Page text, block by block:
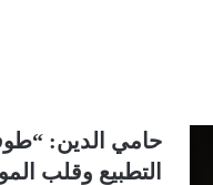
حامي الدين:
التطبيع وقلب